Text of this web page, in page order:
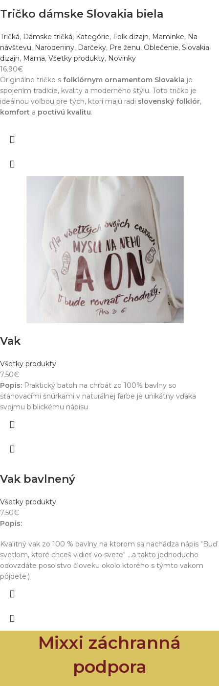
Tričko dámske Slovakia biela
Tričká, Dámske tričká, Kategórie, Folk dizajn, Maminke, Na
návštevu, Narodeniny, Darčeky, Pre ženu, Oblečenie, Slovakia
dizajn, Mama, Všetky produkty, Novinky
16.90€
Originálne tričko s folklórnym ornamentom Slovakia je
spojením tradície, kvality a moderného štýlu. Toto tričko je
ideálnou voľbou pre tých, ktorí majú radi slovenský folklór,
komfort a poctivú kvalitu.
Vak
Všetky produkty
7.50€
Popis: Praktický batoh na chrbát zo 100% bavlny so
sťahovacími šnúrkami v naturálnej farbe je unikátny vďaka
svojmu biblickému nápisu
Vak bavlnený
Všetky produkty
7.50€
Popis:
Kvalitný vak zo 100 % bavlny na ktorom sa nachádza nápis "Buď
svetlom, ktoré chceš vidieť vo svete" ...a takto jednoducho
odovzdáte posolstvo človeku okolo ktorého s týmto vakom
pôjdete:)
Mixxi záchranná
podpora